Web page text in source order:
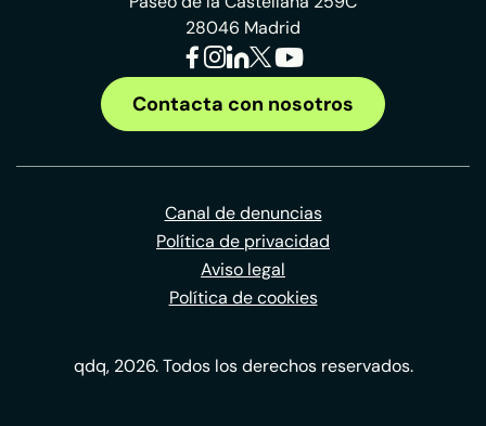
28046 Madrid
Contacta con nosotros
Canal de denuncias
Política de privacidad
Aviso legal
Política de cookies
qdq, 2026. Todos los derechos reservados.